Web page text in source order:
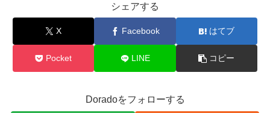
シェアする
X Facebook はてブ
Pocket LINE コピー
Doradoをフォローする